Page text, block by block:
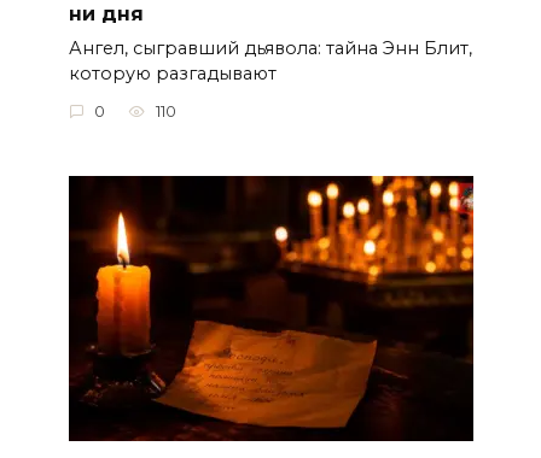
ни дня
Ангел, сыгравший дьявола: тайна Энн Блит,
которую разгадывают
0 110